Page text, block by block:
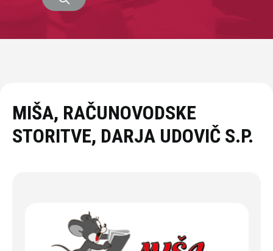
ZAPOSLITEV
MIŠA, RAČUNOVODSKE
STORITVE, DARJA UDOVIČ S.P.